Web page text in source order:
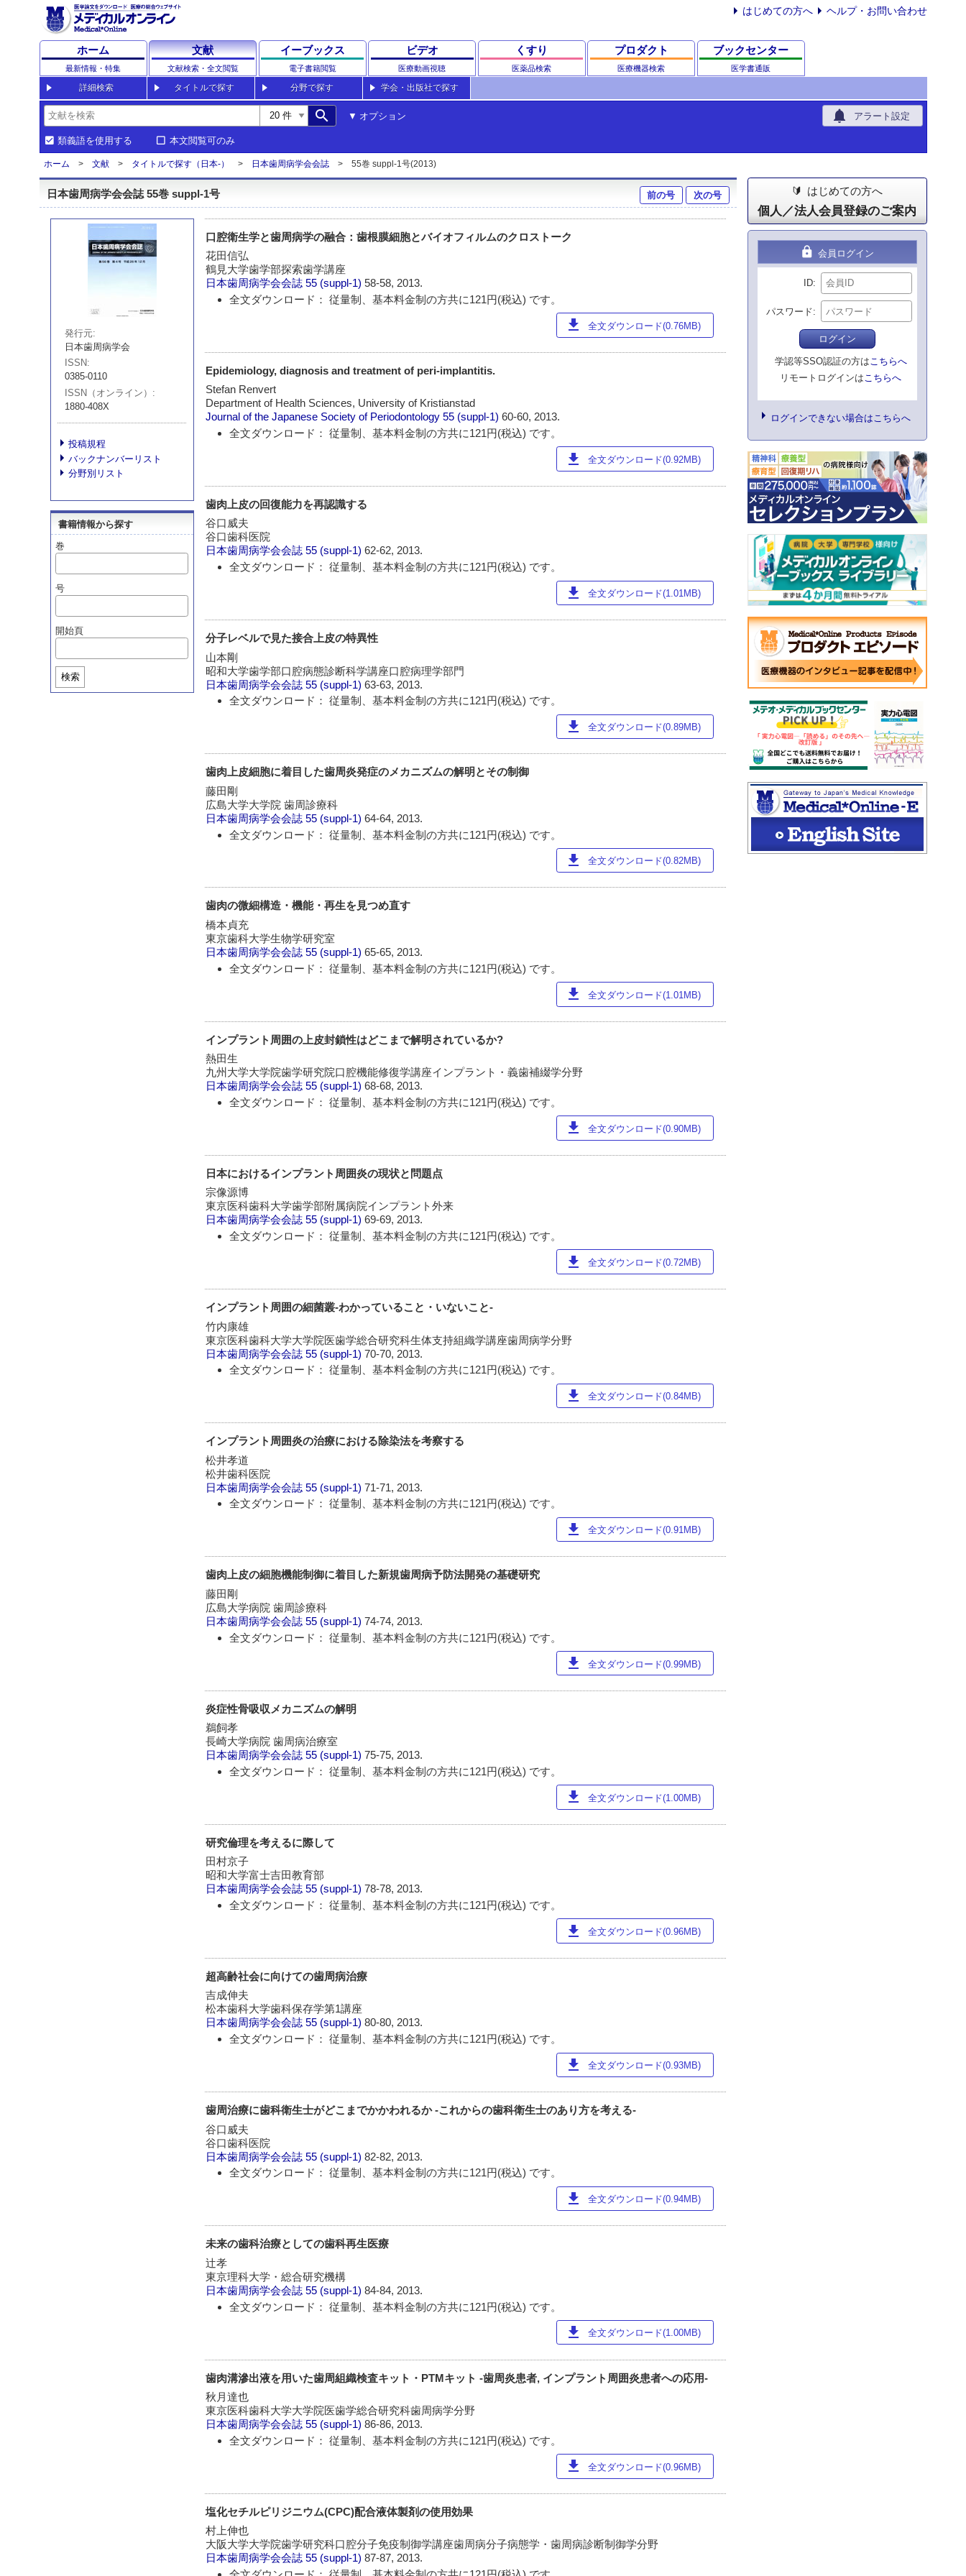
はじめての方へ ヘルプ・お問い合わせ
ホーム
最新情報・特集
文献
文献検索・全文閲覧
イーブックス
電子書籍閲覧
ビデオ
医療動画視聴
くすり
医薬品検索
プロダクト
医療機器検索
ブックセンター
医学書通販
詳細検索 タイトルで探す 分野で探す 学会・出版社で探す
search オプション notifications アラート設定
類義語を使用する 本文閲覧可のみ
ホーム 文献 タイトルで探す（日本-） 日本歯周病学会会誌 55巻 suppl-1号(2013)
日本歯周病学会会誌 55巻 suppl-1号 前の号 次の号
発行元
日本歯周病学会
ISSN
0385-0110
ISSN（オンライン）
1880-408X
投稿規程
バックナンバーリスト
分野別リスト
書籍情報から探す
巻
号
開始頁
検索
口腔衛生学と歯周病学の融合：歯根膜細胞とバイオフィルムのクロストーク
花田信弘
鶴見大学歯学部探索歯学講座
日本歯周病学会会誌 55 (suppl-1)58-58, 2013.
全文ダウンロード： 従量制、基本料金制の方共に121円(税込) です。
download 全文ダウンロード(0.76MB)
Epidemiology, diagnosis and treatment of peri-implantitis.
Stefan Renvert
Department of Health Sciences, University of Kristianstad
Journal of the Japanese Society of Periodontology 55 (suppl-1)60-60, 2013.
全文ダウンロード： 従量制、基本料金制の方共に121円(税込) です。
download 全文ダウンロード(0.92MB)
歯肉上皮の回復能力を再認識する
谷口威夫
谷口歯科医院
日本歯周病学会会誌 55 (suppl-1)62-62, 2013.
全文ダウンロード： 従量制、基本料金制の方共に121円(税込) です。
download 全文ダウンロード(1.01MB)
分子レベルで見た接合上皮の特異性
山本剛
昭和大学歯学部口腔病態診断科学講座口腔病理学部門
日本歯周病学会会誌 55 (suppl-1)63-63, 2013.
全文ダウンロード： 従量制、基本料金制の方共に121円(税込) です。
download 全文ダウンロード(0.89MB)
歯肉上皮細胞に着目した歯周炎発症のメカニズムの解明とその制御
藤田剛
広島大学大学院 歯周診療科
日本歯周病学会会誌 55 (suppl-1)64-64, 2013.
全文ダウンロード： 従量制、基本料金制の方共に121円(税込) です。
download 全文ダウンロード(0.82MB)
歯肉の微細構造・機能・再生を見つめ直す
橋本貞充
東京歯科大学生物学研究室
日本歯周病学会会誌 55 (suppl-1)65-65, 2013.
全文ダウンロード： 従量制、基本料金制の方共に121円(税込) です。
download 全文ダウンロード(1.01MB)
インプラント周囲の上皮封鎖性はどこまで解明されているか?
熱田生
九州大学大学院歯学研究院口腔機能修復学講座インプラント・義歯補綴学分野
日本歯周病学会会誌 55 (suppl-1)68-68, 2013.
全文ダウンロード： 従量制、基本料金制の方共に121円(税込) です。
download 全文ダウンロード(0.90MB)
日本におけるインプラント周囲炎の現状と問題点
宗像源博
東京医科歯科大学歯学部附属病院インプラント外来
日本歯周病学会会誌 55 (suppl-1)69-69, 2013.
全文ダウンロード： 従量制、基本料金制の方共に121円(税込) です。
download 全文ダウンロード(0.72MB)
インプラント周囲の細菌叢-わかっていること・いないこと-
竹内康雄
東京医科歯科大学大学院医歯学総合研究科生体支持組織学講座歯周病学分野
日本歯周病学会会誌 55 (suppl-1)70-70, 2013.
全文ダウンロード： 従量制、基本料金制の方共に121円(税込) です。
download 全文ダウンロード(0.84MB)
インプラント周囲炎の治療における除染法を考察する
松井孝道
松井歯科医院
日本歯周病学会会誌 55 (suppl-1)71-71, 2013.
全文ダウンロード： 従量制、基本料金制の方共に121円(税込) です。
download 全文ダウンロード(0.91MB)
歯肉上皮の細胞機能制御に着目した新規歯周病予防法開発の基礎研究
藤田剛
広島大学病院 歯周診療科
日本歯周病学会会誌 55 (suppl-1)74-74, 2013.
全文ダウンロード： 従量制、基本料金制の方共に121円(税込) です。
download 全文ダウンロード(0.99MB)
炎症性骨吸収メカニズムの解明
鵜飼孝
長崎大学病院 歯周病治療室
日本歯周病学会会誌 55 (suppl-1)75-75, 2013.
全文ダウンロード： 従量制、基本料金制の方共に121円(税込) です。
download 全文ダウンロード(1.00MB)
研究倫理を考えるに際して
田村京子
昭和大学富士吉田教育部
日本歯周病学会会誌 55 (suppl-1)78-78, 2013.
全文ダウンロード： 従量制、基本料金制の方共に121円(税込) です。
download 全文ダウンロード(0.96MB)
超高齢社会に向けての歯周病治療
吉成伸夫
松本歯科大学歯科保存学第1講座
日本歯周病学会会誌 55 (suppl-1)80-80, 2013.
全文ダウンロード： 従量制、基本料金制の方共に121円(税込) です。
download 全文ダウンロード(0.93MB)
歯周治療に歯科衛生士がどこまでかかわれるか -これからの歯科衛生士のあり方を考える-
谷口威夫
谷口歯科医院
日本歯周病学会会誌 55 (suppl-1)82-82, 2013.
全文ダウンロード： 従量制、基本料金制の方共に121円(税込) です。
download 全文ダウンロード(0.94MB)
未来の歯科治療としての歯科再生医療
辻孝
東京理科大学・総合研究機構
日本歯周病学会会誌 55 (suppl-1)84-84, 2013.
全文ダウンロード： 従量制、基本料金制の方共に121円(税込) です。
download 全文ダウンロード(1.00MB)
歯肉溝滲出液を用いた歯周組織検査キット・PTMキット -歯周炎患者, インプラント周囲炎患者への応用-
秋月達也
東京医科歯科大学大学院医歯学総合研究科歯周病学分野
日本歯周病学会会誌 55 (suppl-1)86-86, 2013.
全文ダウンロード： 従量制、基本料金制の方共に121円(税込) です。
download 全文ダウンロード(0.96MB)
塩化セチルピリジニウム(CPC)配合液体製剤の使用効果
村上伸也
大阪大学大学院歯学研究科口腔分子免疫制御学講座歯周病分子病態学・歯周病診断制御学分野
日本歯周病学会会誌 55 (suppl-1)87-87, 2013.
はじめての方へ
個人／法人会員登録のご案内
lock 会員ログイン
ID
パスワード
ログイン
学認等SSO認証の方はこちらへ
リモートログインはこちらへ
ログインできない場合はこちらへ